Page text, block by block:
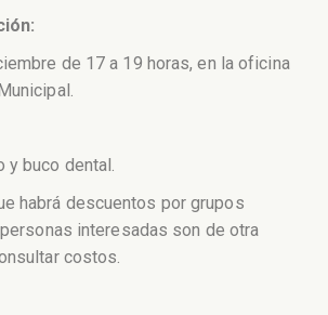
de 17 a 19 horas, en la oficina
y buco dental.
habrá descuentos por grupos
interesadas son de otra
costos.